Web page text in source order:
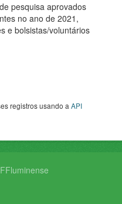
pesquisa aprovados
no ano de 2021,
e bolsistas/voluntários
registros usando aAPI